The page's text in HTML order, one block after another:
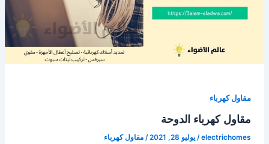
مقاول كهرباء
مقاول كهرباء الدوحة
electrichomes
/ يوليو 28, 2021 / مقاول كهرباء